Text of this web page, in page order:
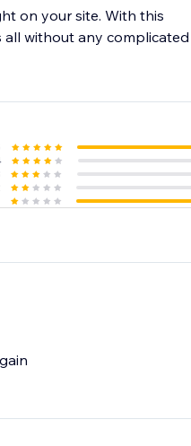
on your site. With this
all without any complicated